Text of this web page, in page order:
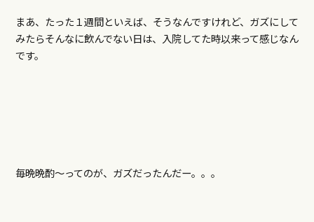
まあ、たった１週間といえば、そうなんですけれど、ガズにして
みたらそんなに飲んでない日は、入院してた時以来って感じなん
です。
毎晩晩酌～ってのが、ガズだったんだー。。。